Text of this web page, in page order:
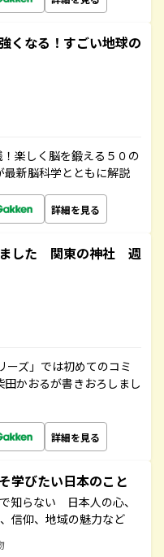
くなる！すごい地球の
楽しく脳を鍛える５０の
最新脳科学とともに解説
詳細を見る
ました 関東の神社 週
ーズ」では初めてのコミ
かおるが書きおろしまし
詳細を見る
学びたい日本のこと
知らない 日本人の心、
信仰、地域の魅力など